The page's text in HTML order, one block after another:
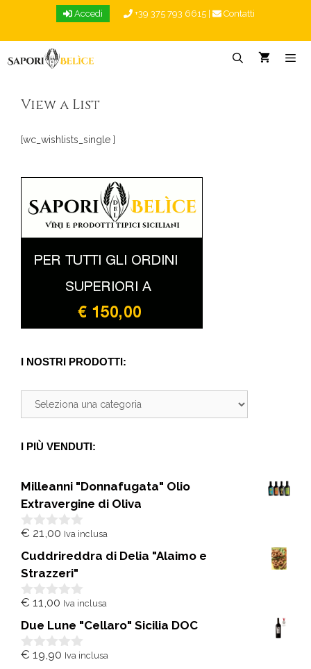
Accedi +39 375 793 6615 Contatti
View a List
[wc_wishlists_single ]
I NOSTRI PRODOTTI:
I PIÙ VENDUTI:
Milleanni "Donnafugata" Olio
Extravergine di Oliva
0
u
5
€ 21,00 Iva inclusa
Cuddrireddra di Delia "Alaimo e
Strazzeri"
0
u
5
€ 11,00 Iva inclusa
Due Lune "Cellaro" Sicilia DOC
0
€ 19,90 Iva inclusa